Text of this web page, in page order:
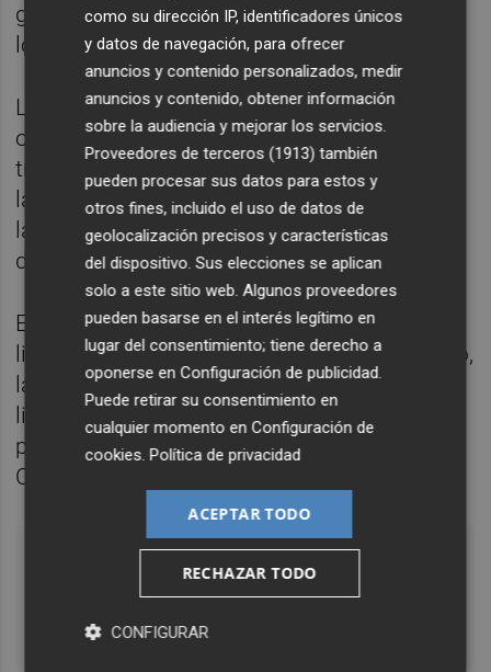
grúas se vuelvan a poner en marcha en
localidades como Torrevieja o Santa Pola.
La entidad ya ha cerrado una primera
operación dentro de esta nueva etapa. Se
trata de una promoción de 120 viviendas de
la inmobiliaria Espacio (Grupo Villar Mir) en
la playa de San Juan de Alicante a la que
destinará 20 millones de euros.
En los cuatro años en los que ha tenido
limitada la financiación al sector inmobiliario,
la entidad ha centrado sus esfuerzos en
limpiar su balance de los activos
problemáticos que le aportó la compra de la
CAM.
Sabadell no financiará la compra de suelos
y exigirá un porcentaje mínimo de
preventas
como su dirección IP, identificadores únicos
y datos de navegación, para ofrecer
anuncios y contenido personalizados, medir
anuncios y contenido, obtener información
sobre la audiencia y mejorar los servicios.
Proveedores de terceros (1913) también
pueden procesar sus datos para estos y
otros fines, incluido el uso de datos de
geolocalización precisos y características
del dispositivo. Sus elecciones se aplican
solo a este sitio web. Algunos proveedores
pueden basarse en el interés legítimo en
lugar del consentimiento; tiene derecho a
oponerse enConfiguración de publicidad.
Puede retirar su consentimiento en
cualquier momento enConfiguración de
cookies.Política de privacidad
ACEPTAR TODO
RECHAZAR TODO
CONFIGURAR